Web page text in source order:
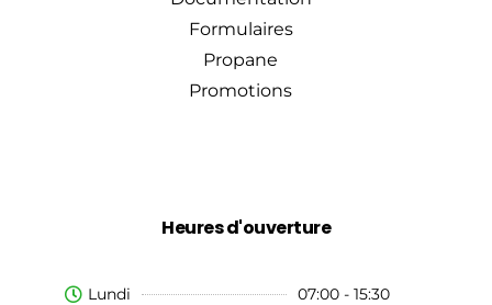
Formulaires
Propane
Promotions
Heures d'ouverture
Lundi
07:00 - 15:30